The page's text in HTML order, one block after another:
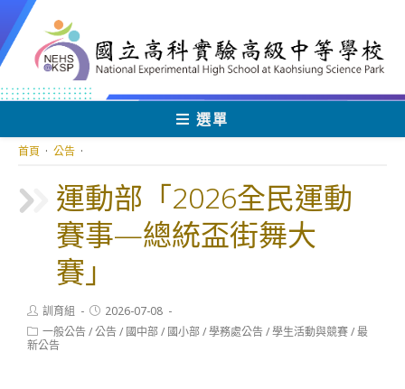
轉
至
要
容
選單
運動部「2026全民運動
賽事—總統盃街舞大
賽」
首頁 · 公告 ·
Post
author:
訓育組
Post
published:
2026-07-08
Post
category:
一般公告/公告/ 國中部/ 國小部/學務處公告/學生活動與競賽/最
新公告